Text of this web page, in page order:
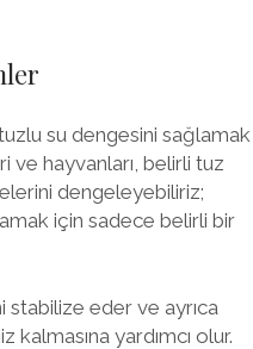
su dengesini sağlamak
hayvanları, belirli tuz
dengeleyebiliriz;
için sadece belirli bir
stabilize eder ve ayrıca
yardımcı olur.